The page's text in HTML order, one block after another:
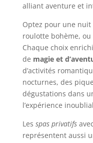
alliant aventure et
Optez pour une
roulotte bohème,
Chaque choix
de magie et
d’activités
nocturnes, des
dégustations dans
l’expérience
Les spas privatifs
représentent aussi